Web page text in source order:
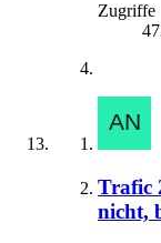
Zugriffe
Trafic
nicht,